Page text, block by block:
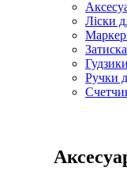
Ліски
Ручки